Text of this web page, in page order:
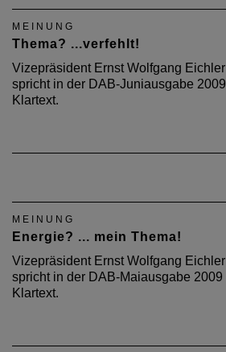
MEINUNG
Thema? ...verfehlt!
Vizepräsident Ernst Wolfgang Eichler
spricht in der DAB-Juniausgabe 2009
Klartext.
MEINUNG
Energie? ... mein Thema!
Vizepräsident Ernst Wolfgang Eichler
spricht in der DAB-Maiausgabe 2009
Klartext.